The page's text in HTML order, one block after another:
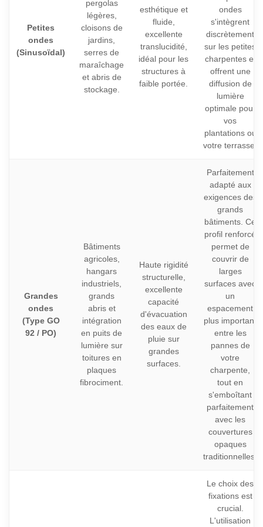
Petites
ondes
(Sinusoïdal)
pergolas
légères,
cloisons de
jardins,
serres de
maraîchage
et abris de
stockage.
esthétique et
fluide,
excellente
translucidité,
idéal pour les
structures à
faible portée.
ondes
s'intègrent
discrètement
sur les petites
charpentes et
offrent une
diffusion de
lumière
optimale pour
vos
plantations ou
votre terrasse.
Grandes
ondes
(Type GO
92 / PO)
Bâtiments
agricoles,
hangars
industriels,
grands
abris et
intégration
en puits de
lumière sur
toitures en
plaques
fibrociment.
Haute rigidité
structurelle,
excellente
capacité
d'évacuation
des eaux de
pluie sur
grandes
surfaces.
Parfaitement
adapté aux
exigences des
grands
bâtiments. Ce
profil renforcé
permet de
couvrir de
larges
surfaces avec
un
espacement
plus important
entre les
pannes de
votre
charpente,
tout en
s'emboîtant
parfaitement
avec les
couvertures
opaques
traditionnelles.
Le choix des
fixations est
crucial.
L'utilisation